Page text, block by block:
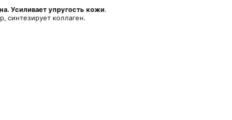
Усиливает упругость кожи.
синтезирует коллаген.